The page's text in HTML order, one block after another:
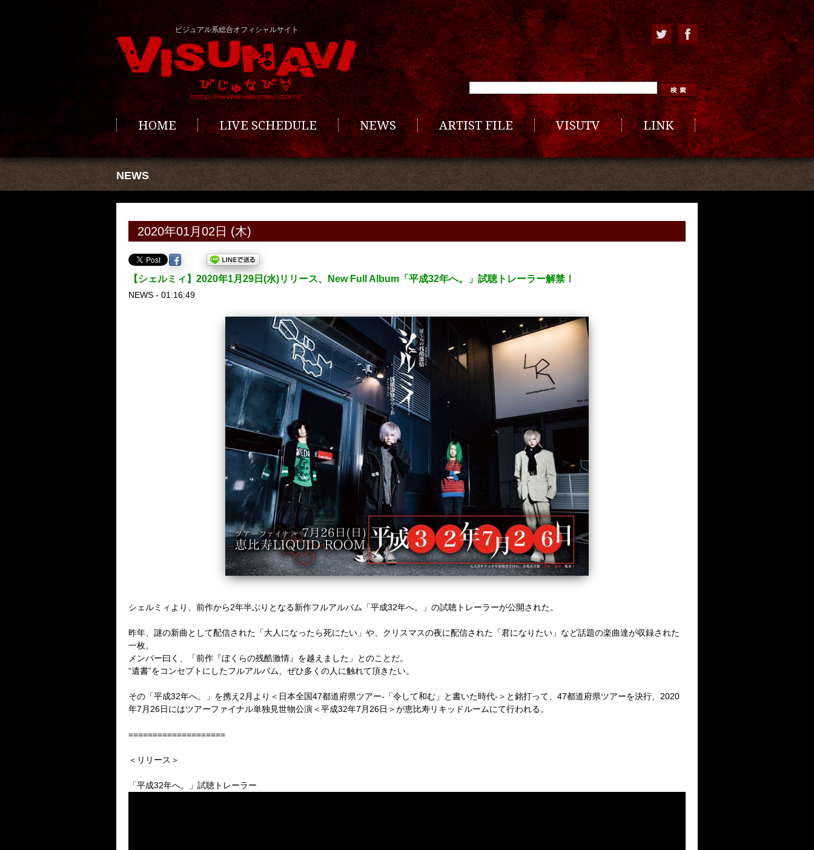
ビジュアル系総合オフィシャルサイト
HOME LIVE SCHEDULE NEWS ARTIST FILE VISUTV LINK
NEWS
2020年01月02日 (木)
【シェルミィ】2020年1月29日(水)リリース、New Full Album「平成32年へ。」試聴トレーラー解禁！
NEWS - 01:16:49
シェルミィより、前作から2年半ぶりとなる新作フルアルバム「平成32年へ。」の試聴トレーラーが公開された。
昨年、謎の新曲として配信された「大人になったら死にたい」や、クリスマスの夜に配信された「君になりたい」など話題の楽曲達が収録された
一枚。
メンバー曰く、「前作『ぼくらの残酷激情』を越えました」とのことだ。
“遺書”をコンセプトにしたフルアルバム、ぜひ多くの人に触れて頂きたい。
その「平成32年へ。」を携え2月より＜日本全国47都道府県ツアー-「令して和む」と書いた時代-＞と銘打って、47都道府県ツアーを決行、2020
年7月26日にはツアーファイナル単独見世物公演＜平成32年7月26日＞が恵比寿リキッドルームにて行われる。
====================
＜リリース＞
「平成32年へ。」試聴トレーラー